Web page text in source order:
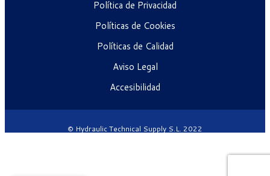
Política de Privacidad
Políticas de Cookies
Políticas de Calidad
Aviso Legal
Accesibilidad
© Hydraulic Technical Supply S.L. 2022